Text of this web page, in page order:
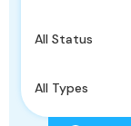
All Status
All Types